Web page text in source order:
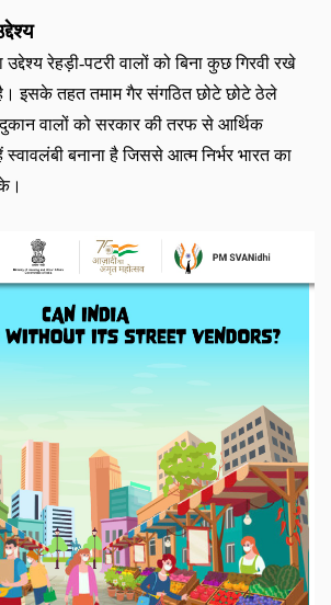
उद्देश्‍य रेहड़ी-पटरी वालों को बिना कुछ गिरवी रखे
इसके तहत तमाम गैर संगठित छोटे छोटे ठेले
वालों को सरकार की तरफ से आर्थिक
बनाना है जिससे आत्म निर्भर भारत का